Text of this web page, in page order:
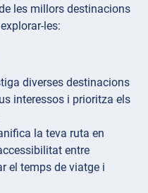
les millors destinacions
les:
diverses destinacions
interessos i prioritza els
la teva ruta en
entre
el temps de viatge i